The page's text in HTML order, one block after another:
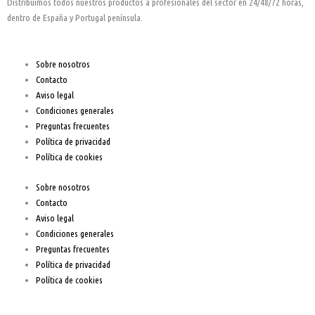
f
Distribuimos todos nuestros productos a profesionales del sector en 24/48/72 horas,
dentro de España y Portugal península.
Sobre nosotros
Contacto
Aviso legal
Condiciones generales
Preguntas frecuentes
Política de privacidad
Política de cookies
Sobre nosotros
Contacto
Aviso legal
Condiciones generales
Preguntas frecuentes
Política de privacidad
Política de cookies